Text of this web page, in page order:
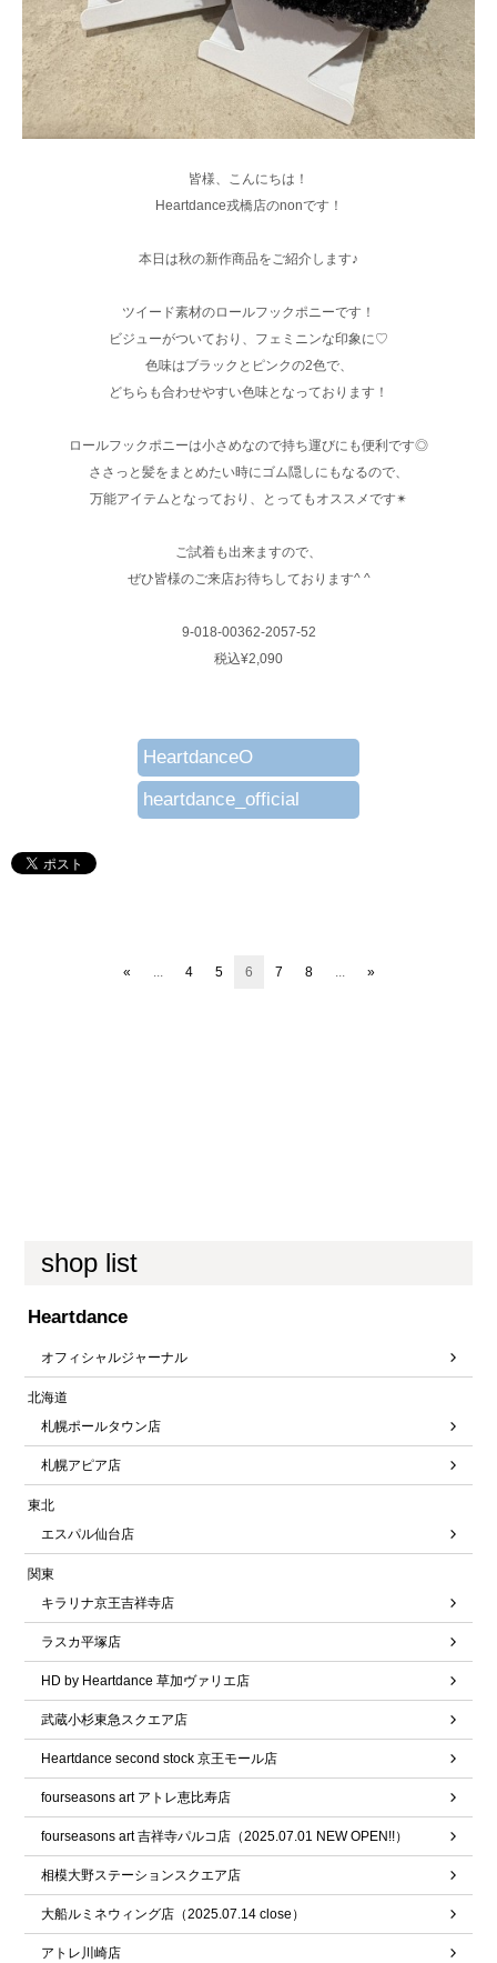
皆様、こんにちは！
Heartdance戎橋店のnonです！
本日は秋の新作商品をご紹介します♪
ツイード素材のロールフックポニーです！
ビジューがついており、フェミニンな印象に♡
色味はブラックとピンクの2色で、
どちらも合わせやすい色味となっております！
ロールフックポニーは小さめなので持ち運びにも便利です◎
ささっと髪をまとめたい時にゴム隠しにもなるので、
万能アイテムとなっており、とってもオススメです✴︎
ご試着も出来ますので、
ぜひ皆様のご来店お待ちしております^ ^
9-018-00362-2057-52
税込¥2,090
HeartdanceO
heartdance_official
« ... 4 5 6 7 8 ... »
shop list
Heartdance
オフィシャルジャーナル
北海道
札幌ポールタウン店
札幌アピア店
東北
エスパル仙台店
関東
キラリナ京王吉祥寺店
ラスカ平塚店
HD by Heartdance 草加ヴァリエ店
武蔵小杉東急スクエア店
Heartdance second stock 京王モール店
fourseasons art アトレ恵比寿店
fourseasons art 吉祥寺パルコ店（2025.07.01 NEW OPEN!!）
相模大野ステーションスクエア店
大船ルミネウィング店（2025.07.14 close）
アトレ川崎店